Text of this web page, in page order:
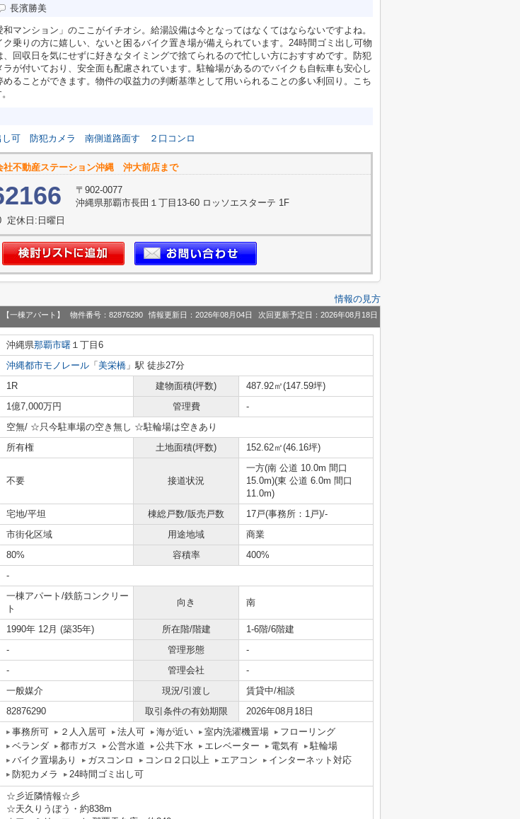
長濱勝美
和マンション」のここがイチオシ。給湯設備は今となってはなくてはならないですよね。
ク乗りの方に嬉しい、ないと困るバイク置き場が備えられています。24時間ゴミ出し可物
、回収日を気にせずに好きなタイミングで捨てられるので忙しい方におすすめです。防犯
ラが付いており、安全面も配慮されています。駐輪場があるのでバイクも自転車も安心し
めることができます。物件の収益力の判断基準として用いられることの多い利回り。こち
し可 防犯カメラ 南側道路面す ２口コンロ
社不動産ステーション沖縄 沖大前店まで
〒902-0077
沖縄県那覇市長田１丁目13-60 ロッソエスターテ 1F
定休日:日曜日
情報の見方
【一棟アパート】 物件番号：82876290 情報更新日：2026年08月04日 次回更新予定日：2026年08月18日
沖縄県那覇市曙 １丁目6
沖縄都市モノレール 「 美栄橋 」駅 徒歩27分
1R 建物面積(坪数)
487.92㎡(147.59坪)
1億7,000万円 管理費
-
空無/ ☆只今駐車場の空き無し ☆駐輪場は空きあり
所有権 土地面積(坪数) 152.62㎡(46.16坪)
不要 接道状況
一方(南 公道 10.0m 間口
15.0m)(東 公道 6.0m 間口
11.0m)
宅地/平坦 棟総戸数/販売戸数
17戸(事務所：1戸)/-
市街化区域 用途地域
商業
80% 容積率
400%
-
一棟アパート/鉄筋コンクリー
ト
向き 南
1990年 12月 (築35年) 所在階/階建
1-6階/6階建
- 管理形態
-
- 管理会社
-
一般媒介 現況/引渡し
賃貸中/相談
82876290 取引条件の有効期限 2026年08月18日
事務所可 ２人入居可 法人可 海が近い 室内洗濯機置場
フローリング
ベランダ
都市ガス 公営水道 公共下水 エレベーター 電気有
駐輪場
バイク置場あり
ガスコンロ コンロ２口以上 エアコン
インターネット対応
防犯カメラ
24時間ゴミ出し可
☆彡近隣情報☆彡
☆天久りうぼう・約838m